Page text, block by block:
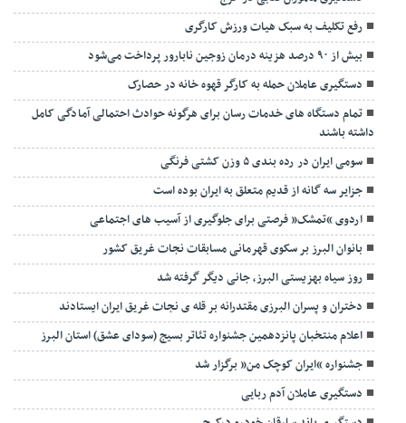
رفع تکلیف به سبک هیات ورزش کارگری
بیش از ۹۰ درصد هزینه درمان زوجین نابارور پرداخت می‌شود
دستگیری عاملان حمله به کارگر قهوه خانه در حصارک
تمام دستگاه های خدمات رسان برای هرگونه حوادث احتمالی آمادگی کامل
داشته باشند
سومی ایران در رده بندی ۵ وزن کشتی فرنگی
جزایر سه گانه از قدیم متعلق به ایران بوده است
اردوی “تمشک” فرصتی برای جلوگیری از آسیب های اجتماعی
بانوان البرز بر سکوی قهرمانی مسابقات نجات غریق کشور
روز سیاه بهزیستی البرز، جانی دیگر گرفته شد
دختران و پسران البرزی مقتدرانه بر قله ی نجات غریق ایران ایستادند
اعلام منتخبان پانزدهمین جشنواره تئاتر بسیج (سودای عشق) استان البرز
جشنواره “ایران کوچک من” برگزار شد
دستگیری عاملان آدم ربایی